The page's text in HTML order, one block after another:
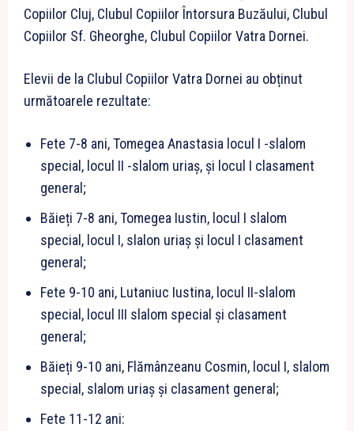
Copiilor Cluj, Clubul Copiilor Întorsura Buzăului, Clubul
Copiilor Sf. Gheorghe, Clubul Copiilor Vatra Dornei.
Elevii de la Clubul Copiilor Vatra Dornei au obținut
următoarele rezultate:
Fete 7-8 ani, Tomegea Anastasia locul I -slalom
special, locul II -slalom uriaș, și locul I clasament
general;
Băieți 7-8 ani, Tomegea Iustin, locul I slalom
special, locul I, slalon uriaș și locul I clasament
general;
Fete 9-10 ani, Lutaniuc Iustina, locul II-slalom
special, locul III slalom special și clasament
general;
Băieți 9-10 ani, Flămânzeanu Cosmin, locul I, slalom
special, slalom uriaș și clasament general;
Fete 11-12 ani: